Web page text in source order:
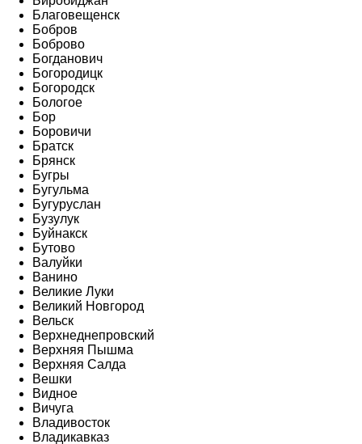
Благовещенск
Бобров
Боброво
Богданович
Богородицк
Богородск
Бологое
Бор
Боровичи
Братск
Брянск
Бугры
Бугульма
Бугуруслан
Бузулук
Буйнакск
Бутово
Валуйки
Ванино
Великие Луки
Великий Новгород
Вельск
Верхнеднепровский
Верхняя Пышма
Верхняя Салда
Вешки
Видное
Вичуга
Владивосток
Владикавказ